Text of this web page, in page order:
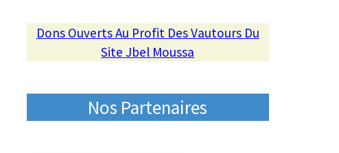
Dons Ouverts Au Profit Des Vautours Du
Site Jbel Moussa
Nos Partenaires